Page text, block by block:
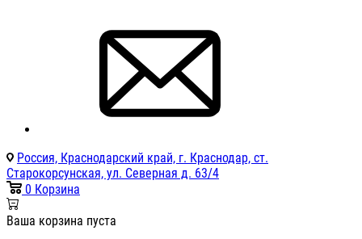
Россия, Краснодарский край, г. Краснодар, ст.
Старокорсунская, ул. Северная д. 63/4
0 Корзина
Ваша корзина пуста